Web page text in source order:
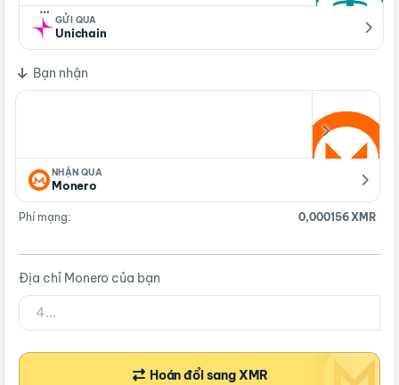
…
GỬI QUA
Unichain
Bạn nhận
NHẬN QUA
Monero
Phí mạng: 0,000156 XMR
Địa chỉ Monero của bạn
Hoán đổi sang XMR